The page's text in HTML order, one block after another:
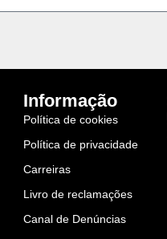
Informação
Política de cookies
Política de privacidade
Carreiras
Livro de reclamações
Canal de Denúncias